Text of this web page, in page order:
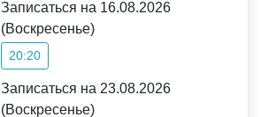
Записаться на 16.08.2026
(Воскресенье)
20:20
Записаться на 23.08.2026
(Воскресенье)